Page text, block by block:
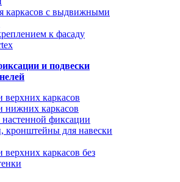
каркасов с выдвижными
к фасаду
и подвески
верхних каркасов
нижних каркасов
фиксации
кронштейны для навески
верхних каркасов без